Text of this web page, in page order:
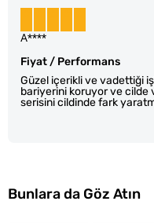
Fiyat / Performans
Güzel içerikli ve vadettiği
bariyerini koruyor ve cilde
serisini cildinde fark
A****
Bunlara da Göz Atın